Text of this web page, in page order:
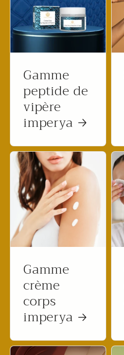
Gamme
peptide de
vipère
imperya
Gamme
crème
corps
imperya